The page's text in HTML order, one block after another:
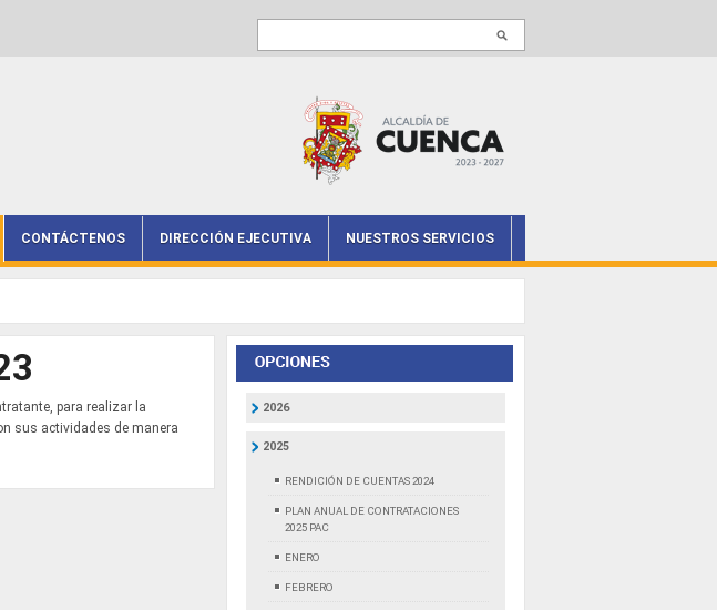
CONTÁCTENOS DIRECCIÓN EJECUTIVA NUESTROS SERVICIOS
para realizar la
sus actividades de manera
2026
2025
RENDICIÓN DE CUENTAS 2024
PLAN ANUAL DE CONTRATACIONES
2025 PAC
ENERO
FEBRERO